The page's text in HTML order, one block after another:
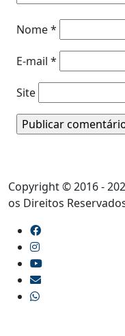
Nome*
E-mail *
Site
Copyright © 2016 -
os Direitos